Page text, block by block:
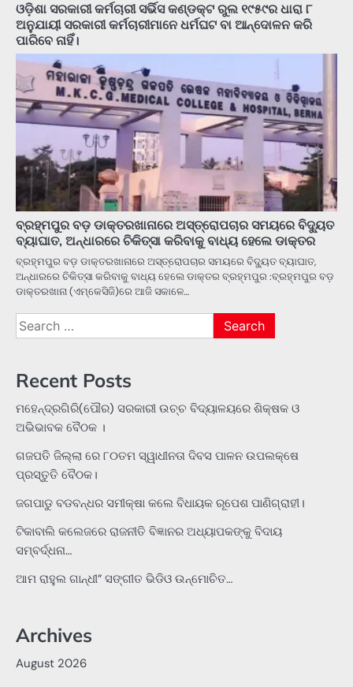
ଓଡ଼ିଶା ସରକାରୀ କର୍ମଚାରୀ ସର୍ଭିସ କଣ୍ଡକ୍ଟ ରୁଲ ୧୯୫୯ର ଧାରା ୮
ଅନୁଯାୟୀ ସରକାରୀ କର୍ମଚାରୀମାନେ ଧର୍ମଘଟ ବା ଆନ୍ଦୋଳନ କରି
ପାରିବେ ନାହିଁ।
ବ୍ରହ୍ମପୁର ବଡ଼ ଡାକ୍ତରଖାନାରେ ଅସ୍ତ୍ରୋପଚାର ସମୟରେ ବିଦ୍ୟୁତ
ବ୍ୟାଘାତ, ଅନ୍ଧାରରେ ଚିକିତ୍ସା କରିବାକୁ ବାଧ୍ୟ ହେଲେ ଡାକ୍ତର
ବ୍ରହ୍ମପୁର ବଡ଼ ଡାକ୍ତରଖାନାରେ ଅସ୍ତ୍ରୋପଚାର ସମୟରେ ବିଦ୍ୟୁତ ବ୍ୟାଘାତ,
ଅନ୍ଧାରରେ ଚିକିତ୍ସା କରିବାକୁ ବାଧ୍ୟ ହେଲେ ଡାକ୍ତର ବ୍ରହ୍ମପୁର :ବ୍ରହ୍ମପୁର ବଡ଼
ଡାକ୍ତରଖାନା (ଏମ୍‌କେସିଜି)ରେ ଆଜି ସକାଳେ…
Search
for:
Recent Posts
ମହେନ୍ଦ୍ରଗିରି(ପୌର) ସରକାରୀ ଉଚ୍ଚ ବିଦ୍ୟାଳୟରେ ଶିକ୍ଷକ ଓ
ଅଭିଭାବକ ବୈଠକ ।
ଗଜପତି ଜିଲ୍ଲା ରେ ୮୦ତମ ସ୍ୱାଧୀନତା ଦିବସ ପାଳନ ଉପଲକ୍ଷେ
ପ୍ରସ୍ତୁତି ବୈଠକ।
ଜଗପାଡୁ ବଡବନ୍ଧର ସମୀକ୍ଷା କଲେ ବିଧାୟକ ରୂପେଶ ପାଣିଗ୍ରାହୀ।
ଟିକାବାଲି କଲେଜରେ ରାଜନୀତି ବିଜ୍ଞାନର ଅଧ୍ୟାପକଙ୍କୁ ବିଦାୟ
ସମ୍ବର୍ଦ୍ଧନା…
ଆମ ରାହୁଲ ଗାନ୍ଧୀ” ସଙ୍ଗୀତ ଭିଡିଓ ଉନ୍ମୋଚିତ…
Archives
August 2026